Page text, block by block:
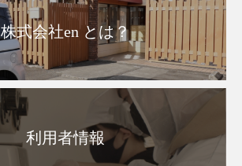
株式会社en とは？
利用者情報